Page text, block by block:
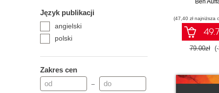
Język publikacji
angielski
polski
Zakres cen
–
aplikacji AI
Pythona,
innych
Ben
(47,40 zł najniższa
79.00zł